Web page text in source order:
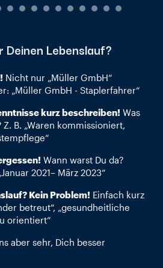
Deinen Lebenslauf?
Nicht nur „Müller GmbH“
„Müller GmbH - Staplerfahrer“
kurz beschreiben! Was
B. „Waren kommissioniert,
Wann warst Du da?
2021– März 2023“
Kein Problem! Einfach kurz
betreut“, „gesundheitliche
orientiert“
aber sehr, Dich besser